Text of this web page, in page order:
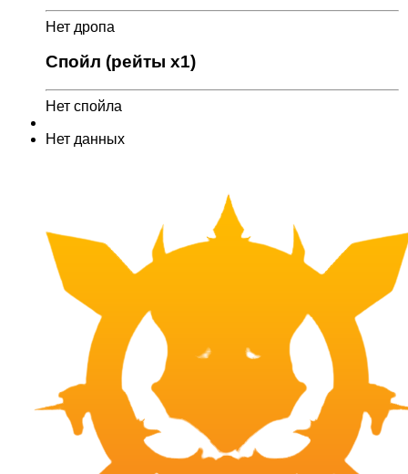
Нет дропа
Спойл (рейты x1)
Нет спойла
Нет данных